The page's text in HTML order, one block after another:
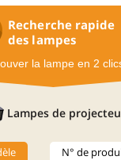
Recherche rapide
des lampes
la lampe en 2
Lampes de
N° de